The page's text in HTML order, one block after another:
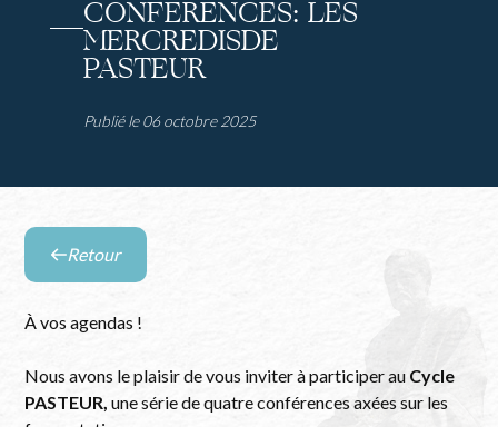
CONFERENCES: LES
MERCREDISDE
PASTEUR
Publié le 06 octobre 2025
Retour
la
des
évènements
Retour
À vos agendas !
Nous avons le plaisir de vous inviter à participer au Cycle
PASTEUR, une série de quatre conférences axées sur les